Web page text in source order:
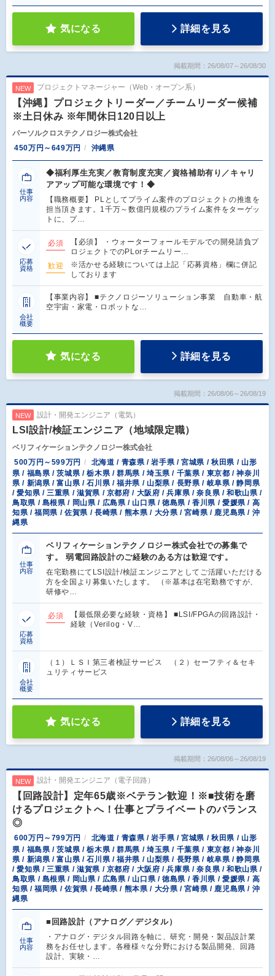
気になる 詳細を見る
掲載期間：26/08/07～26/08/30
NEW プロジェクトマネージャー（Web・オープン系）
【沖縄】プロジェクトリーダー／チームリーダー候補
※土日休み ※年間休日120日以上
パーソルクロステクノロジー株式会社
450万円～649万円
沖縄県
仕事
内容
◆福利厚生充実／教育制度充実／資格補助有り／キャリ
アアップ可能な環境です！◆
【職務概要】 PLとしてプライム案件のプロジェクトの推進を
担当頂きます。1千万～数億円規模のプライム案件をターゲッ
トに、プ…
応募
資格
必須
【必須】 ・ウォーターフォールモデルでの開発請負プ
ロジェクトでのPLorチームリー…
歓迎
※活かせる経験については上記「応募資格」欄に併記
しております
会社
概要
【事業内容】 ■テクノロジーソリューション事業 自動車・航
空宇宙・家電・ロボットな…
気になる 詳細を見る
掲載期間：26/08/06～26/08/19
NEW 設計・開発エンジニア（電気）
LSI設計/検証エンジニア（地域限定職）
ベリフィケーションテクノロジー株式会社
500万円～599万円
北海道 / 青森県 / 岩手県 / 宮城県 / 秋田県 / 山形
県 / 福島県 / 茨城県 / 栃木県 / 群馬県 / 埼玉県 / 千葉県 / 東京都 / 神奈川
県 / 新潟県 / 富山県 / 石川県 / 福井県 / 山梨県 / 長野県 / 岐阜県 / 静岡県
/ 愛知県 / 三重県 / 滋賀県 / 京都府 / 大阪府 / 兵庫県 / 奈良県 / 和歌山県 /
鳥取県 / 島根県 / 岡山県 / 広島県 / 山口県 / 徳島県 / 香川県 / 愛媛県 / 高
知県 / 福岡県 / 佐賀県 / 長崎県 / 熊本県 / 大分県 / 宮崎県 / 鹿児島県 / 沖
縄県
仕事
内容
ベリフィケーションテクノロジー株式会社での募集で
す。 弱電回路設計のご経験のある方は歓迎です。
在宅勤務にてLSI設計/検証エンジニアとしてご活躍いただける
方を全国より募集いたします。 （※基本は在宅勤務ですが、
研修や…
応募
資格
必須
【最低限必要な経験・資格】 ■LSI/FPGAの回路設計・
経験（Verilog・V…
会社
概要
（１）ＬＳＩ第三者検証サービス （２）セーフティ＆セキ
ュリティサービス
気になる 詳細を見る
掲載期間：26/08/06～26/08/19
NEW 設計・開発エンジニア（電子回路）
【回路設計】定年65歳※ベテラン歓迎！※■技術を磨
けるプロジェクトへ！仕事とプライベートのバランス
◎
600万円～799万円
北海道 / 青森県 / 岩手県 / 宮城県 / 秋田県 / 山形
県 / 福島県 / 茨城県 / 栃木県 / 群馬県 / 埼玉県 / 千葉県 / 東京都 / 神奈川
県 / 新潟県 / 富山県 / 石川県 / 福井県 / 山梨県 / 長野県 / 岐阜県 / 静岡県
/ 愛知県 / 三重県 / 滋賀県 / 京都府 / 大阪府 / 兵庫県 / 奈良県 / 和歌山県 /
鳥取県 / 島根県 / 岡山県 / 広島県 / 山口県 / 徳島県 / 香川県 / 愛媛県 / 高
知県 / 福岡県 / 佐賀県 / 長崎県 / 熊本県 / 大分県 / 宮崎県 / 鹿児島県 / 沖
縄県
仕事
内容
■回路設計（アナログ／デジタル）
・アナログ・デジタル回路を軸に、研究・開発・製品設計業
務をお任せします。各種様々な分野における製品開発、回路
設計、実験・…